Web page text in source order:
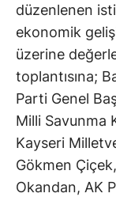
düzenlenen
ekonomik
üzerine
toplantısına;
Parti Genel
Milli Savunma
Kayseri
Gökmen
Okandan, AK